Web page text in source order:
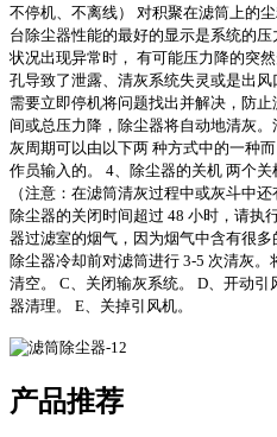
不停机、不离线） 对积聚在滤筒上的
台除尘器性能的最好的显示是系统的
状况出现异常时， 有可能压力降的突
孔导致了泄露、清灰系统失灵或是出风
需要立即停机将问题找出并解决，防止
间或总压力降，除尘器将自动地清灰
灰周期可以由以下两 种方式中的一种
作员输入的。 4、除尘器的关机 两个关
（注意：在滤筒清灰过程中或灰斗中
除尘器的关闭时间超过 48 小时，请执
器过滤室的烟气，因为烟气中含有很多
除尘器冷却前对滤筒进行 3-5 次清灰
清空。 C、关闭输灰系统。 D、开动引
器清理。 E、关掉引风机。
产品推荐